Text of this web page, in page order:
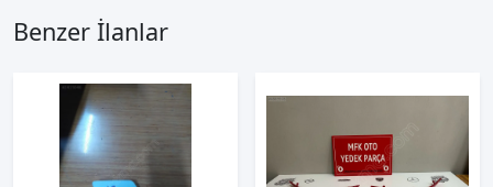
Benzer İlanlar